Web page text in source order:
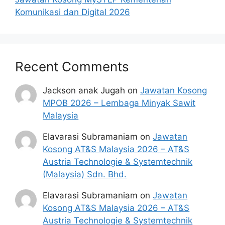
sekiranya tempoh permohonan masih
segala maklumat yang diminta dengan
Perlu diingatkan, hanya pemohon yang
layak sahaja akan dipanggil ke
temuduga. Sila lengkapkan dan
didaftarkan.
Permohonan yang tidak menerima
sebarang jawapan selepas6 bulandari
tarikh iklan ditutup hendaklah
menganggap permohonan mereka tidak
berjaya.
Komunikasi dan Digital 2026
Recent Comments
Jackson anak Jugah onJawatan Kosong
MPOB 2026 – Lembaga Minyak Sawit
Malaysia
Elavarasi Subramaniam onJawatan
Kosong AT&S Malaysia 2026 – AT&S
Austria Technologie & Systemtechnik
(Malaysia) Sdn. Bhd.
Elavarasi Subramaniam onJawatan
Kosong AT&S Malaysia 2026 – AT&S
Austria Technologie & Systemtechnik